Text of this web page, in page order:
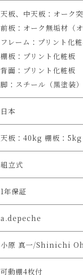
天板、中天板：オーク
前板：オーク無垢材（オ
フレーム：プリント化
棚板：プリント化粧板
背面：プリント化粧板
脚：スチール（黒塗装）
日本
天板：40kg 棚板：
組立式
1年保証
a.depeche
小原 真一/Shinichi
可動棚4枚付